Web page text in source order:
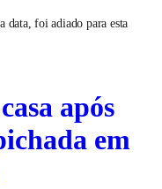
data, foi adiado para esta
após
em